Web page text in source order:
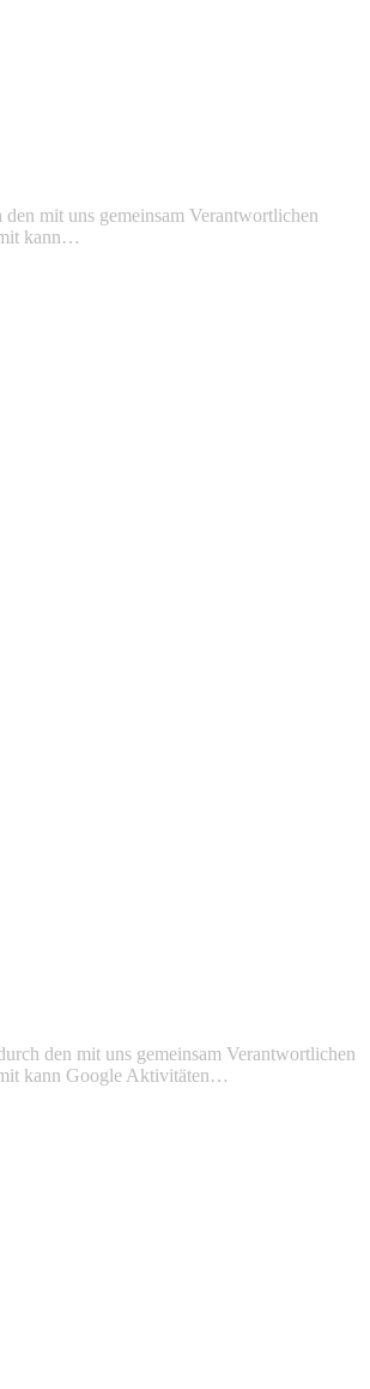
mit uns gemeinsam Verantwortlichen
kann…
den mit uns gemeinsam Verantwortlichen
kann Google Aktivitäten…